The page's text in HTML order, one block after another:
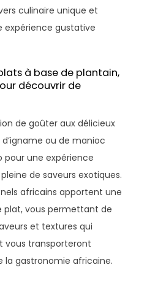
culinaire unique et
gustative
à base de plantain,
découvrir de
de goûter aux délicieux
ou de manioc
pour une expérience
de saveurs exotiques.
africains apportent une
plat, vous permettant de
et textures qui
vous transporteront
gastronomie africaine.